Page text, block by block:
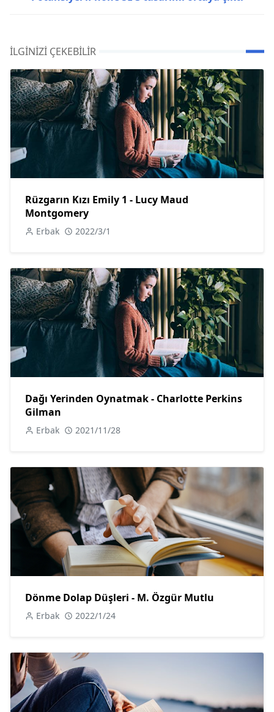
İLGINIZI ÇEKEBILIR
Rüzgarın Kızı Emily 1 - Lucy Maud
Montgomery
Erbak 2022/3/1
Dağı Yerinden Oynatmak - Charlotte Perkins
Gilman
Erbak 2021/11/28
Dönme Dolap Düşleri - M. Özgür Mutlu
Erbak 2022/1/24